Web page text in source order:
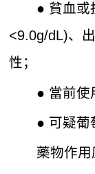
● 貧血或
<9.0g/dL)、
性；
● 當前使
● 可疑葡
藥物作用